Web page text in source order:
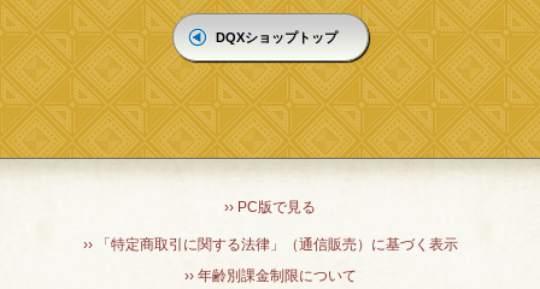
DQXショップトップ
›› PC版で見る
›› 「特定商取引に関する法律」（通信販売）に基づく表示
›› 年齢別課金制限について